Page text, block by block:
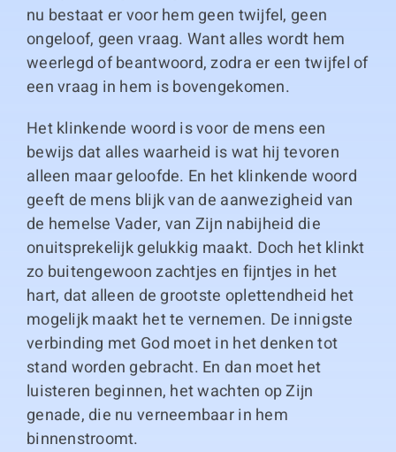
nu bestaat er voor hem geen twijfel, geen
ongeloof, geen vraag. Want alles wordt hem
weerlegd of beantwoord, zodra er een twijfel of
een vraag in hem is bovengekomen.
Het klinkende woord is voor de mens een
bewijs dat alles waarheid is wat hij tevoren
alleen maar geloofde. En het klinkende woord
geeft de mens blijk van de aanwezigheid van
de hemelse Vader, van Zijn nabijheid die
onuitsprekelijk gelukkig maakt. Doch het klinkt
zo buitengewoon zachtjes en fijntjes in het
hart, dat alleen de grootste oplettendheid het
mogelijk maakt het te vernemen. De innigste
verbinding met God moet in het denken tot
stand worden gebracht. En dan moet het
luisteren beginnen, het wachten op Zijn
genade, die nu verneembaar in hem
binnenstroomt.